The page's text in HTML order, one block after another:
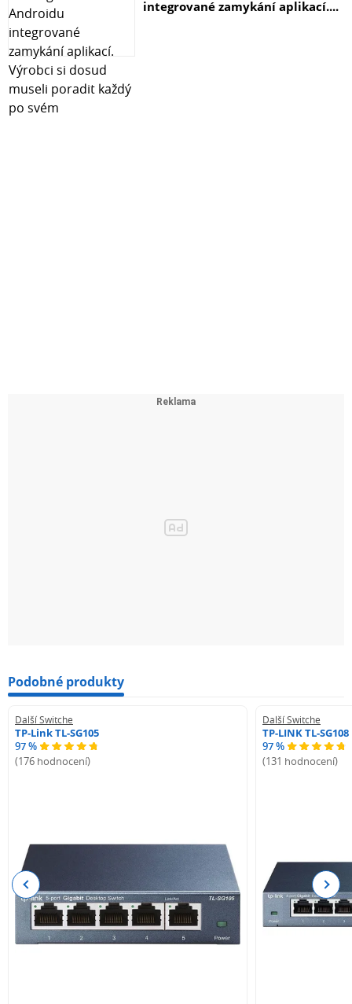
1 x 10/100Base-TX, RJ-45
1 x 100Base-FX, singlemode, SC konektor, dosah 15 km
Soulad s normami: IEEE 802.3, IEEE 802.3u, IEEE 802.3x
PoE standard: IEEE 802.3af, PoE 48V DC, zatížitelnost
max. 15,4W
Podpora přenosu: JumboFrame 1k MAC adres
integrované zamykání aplikací....
Podobné produkty
Další Switche
TP-Link TL-SG105
97 %
(176 hodnocení)
Další Switche
TP-LINK TL-SG108
97 %
(131 hodnocení)
Previous Next